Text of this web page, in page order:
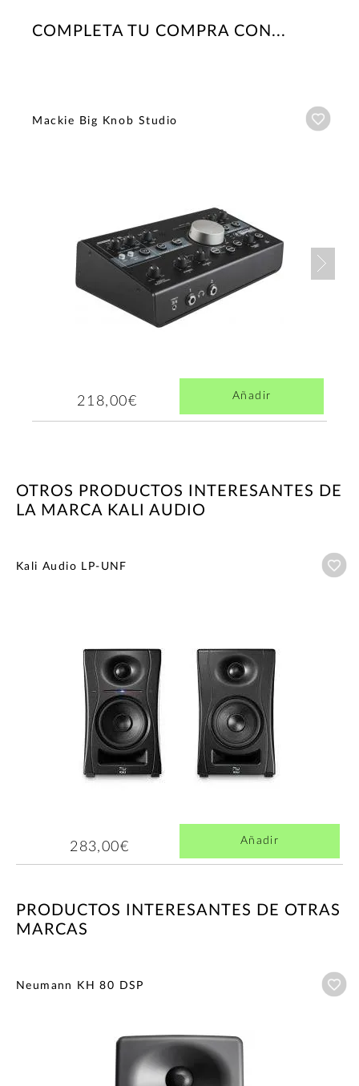
COMPLETA TU COMPRA CON...
Mackie Big Knob Studio
218,00€ Añadir
OTROS PRODUCTOS INTERESANTES DE
LA MARCA KALI AUDIO
Kali Audio LP-UNF
283,00€ Añadir
PRODUCTOS INTERESANTES DE OTRAS
MARCAS
Neumann KH 80 DSP